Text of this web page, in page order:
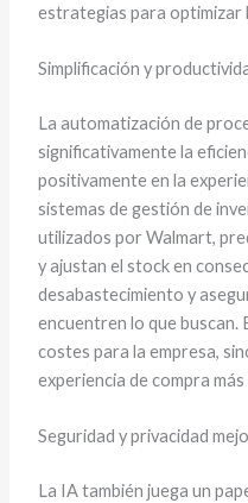
estrategias para optimizar
Simplificación y
La automatización de
significativamente la
positivamente en la
sistemas de gestión de
utilizados por Walmart,
y ajustan el stock en
desabastecimiento y
encuentren lo que buscan.
costes para la empresa,
experiencia de compra
Seguridad y privacidad
La IA también juega un